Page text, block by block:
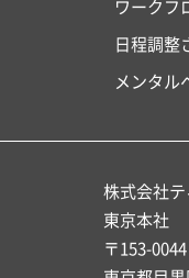
ワークフ
日程調整
メンタル
株式会社
東京本社
〒153-0044